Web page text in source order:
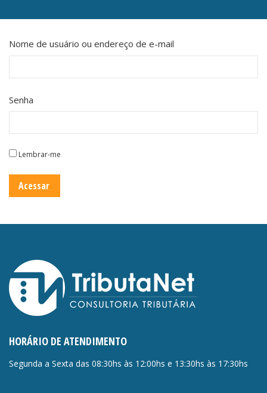
Nome de usuário ou endereço de e-mail
Senha
Lembrar-me
HORÁRIO DE ATENDIMENTO
Segunda a Sexta das 08:30hs às 12:00hs e 13:30hs às 17:30hs